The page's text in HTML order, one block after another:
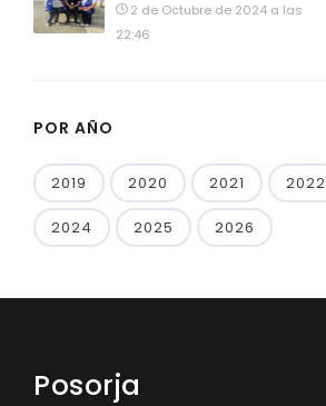
2 de Octubre de 2024 a las
22:46
POR AÑO
2019 2020 2021 2022
2024 2025 2026
Posorja